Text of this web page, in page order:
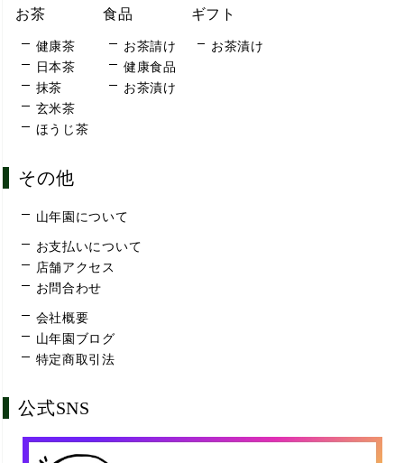
お茶
健康茶
日本茶
抹茶
玄米茶
ほうじ茶
食品
お茶請け
健康食品
お茶漬け
ギフト
お茶漬け
その他
山年園について
お支払いについて
店舗アクセス
お問合わせ
会社概要
山年園ブログ
特定商取引法
公式SNS